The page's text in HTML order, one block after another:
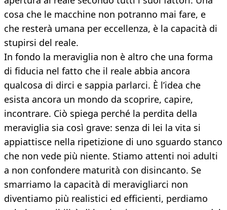
cosa che le macchine non potranno mai fare, e
che resterà umana per eccellenza, è la capacità di
stupirsi del reale.
In fondo la meraviglia non è altro che una forma
di fiducia nel fatto che il reale abbia ancora
qualcosa di dirci e sappia parlarci. È l’idea che
esista ancora un mondo da scoprire, capire,
incontrare. Ciò spiega perché la perdita della
meraviglia sia così grave: senza di lei la vita si
appiattisce nella ripetizione di uno sguardo stanco
che non vede più niente. Stiamo attenti noi adulti
a non confondere maturità con disincanto. Se
smarriamo la capacità di meravigliarci non
diventiamo più realistici ed efficienti, perdiamo